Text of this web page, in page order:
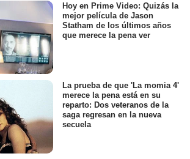
Hoy en Prime Video: Quizás la
mejor película de Jason
Statham de los últimos años
que merece la pena ver
La prueba de que 'La momia 4'
merece la pena está en su
reparto: Dos veteranos de la
saga regresan en la nueva
secuela